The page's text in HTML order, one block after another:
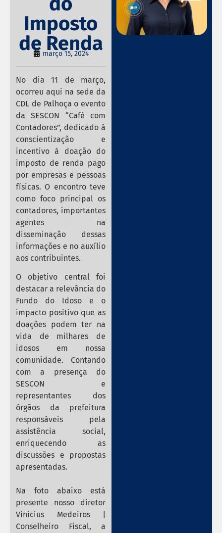
Imposto
de Renda
março 15, 2024
No dia 11 de março,
ocorreu aqui na sede da
CDL de Palhoça o evento
da SESCON “Café com
Contadores”, dedicado à
conscientização e
incentivo à doação do
imposto de renda pago
por empresas e pessoas
físicas. O encontro teve
como foco principal os
contadores, importantes
agentes na
disseminação dessas
informações e no auxílio
aos contribuintes.
O objetivo central foi
destacar a relevância do
Fundo do Idoso e o
impacto positivo que as
doações podem ter na
vida de milhares de
idosos em nossa
comunidade. Contando
com a presença do
SESCON e
representantes dos
órgãos da prefeitura
responsáveis pela
assistência social,
enriquecendo as
discussões e propostas
apresentadas.
Na foto abaixo está
presente nosso diretor
Vinicius Medeiros |
Conselheiro Fiscal, a